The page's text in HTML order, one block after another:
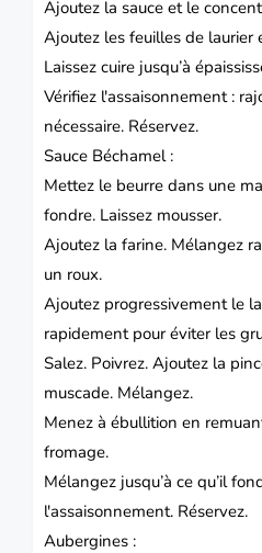
Ajoutez la sauce et le
Ajoutez les feuilles de
Laissez cuire jusqu’à
Vérifiez l'assaisonnement :
nécessaire. Réservez.
Sauce Béchamel :
Mettez le beurre dans une
fondre. Laissez mousser.
Ajoutez la farine. Mélangez
un roux.
Ajoutez progressivement le
rapidement pour éviter les
Salez. Poivrez. Ajoutez la
muscade. Mélangez.
Menez à ébullition en
fromage.
Mélangez jusqu’à ce qu’il
l'assaisonnement. Réservez.
Aubergines :